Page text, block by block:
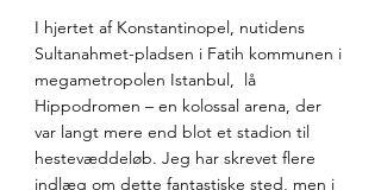
I hjertet af Konstantinopel, nutidens
Sultanahmet-pladsen i Fatih kommunen i
megametropolen Istanbul,  lå
Hippodromen – en kolossal arena, der
var langt mere end blot et stadion til
hestevæddeløb. Jeg har skrevet flere
indlæg om dette fantastiske sted, men i